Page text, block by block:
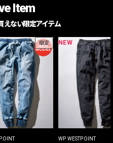
Item
えない限定アイテム
限定 NEW
WP WESTPOINT